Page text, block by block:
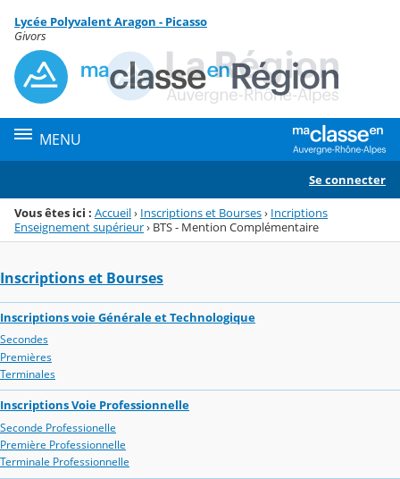
Menu de la rubrique
Contenu
Lycée Polyvalent Aragon - Picasso
Givors
MENU
Se connecter
Vous êtes ici : Accueil› Inscriptions et Bourses› Incriptions
Enseignement supérieur› BTS - Mention Complémentaire
Inscriptions et Bourses
Inscriptions voie Générale et Technologique
Secondes
Premières
Terminales
Inscriptions Voie Professionnelle
Seconde Professionelle
Première Professionnelle
Terminale Professionnelle